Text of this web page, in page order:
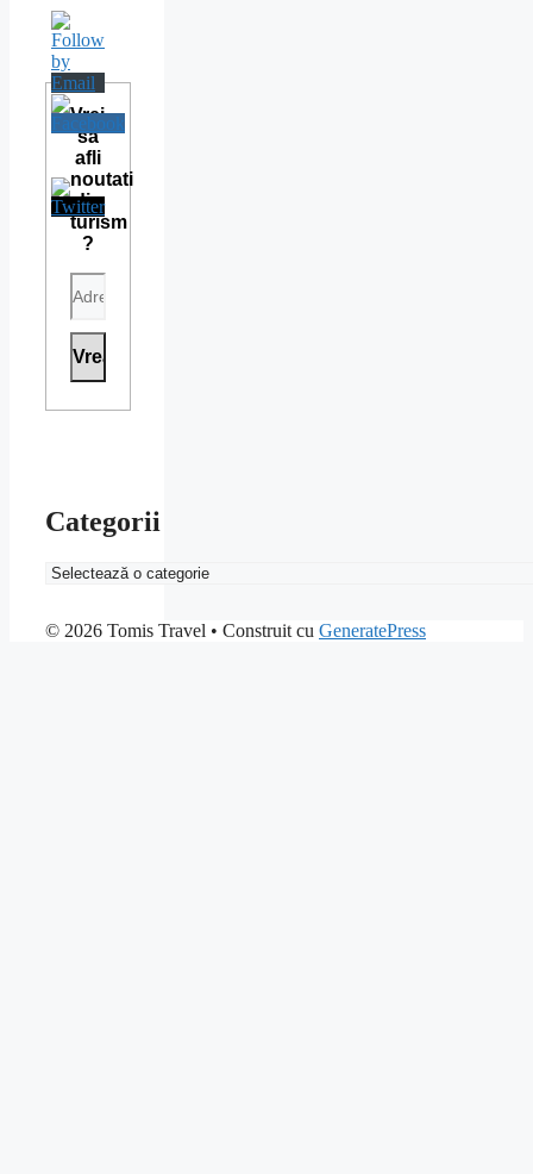
Vrei
sa
afli
noutati
din
turism
?
Categorii
Categorii
© 2026 Tomis Travel • Construit cu GeneratePress